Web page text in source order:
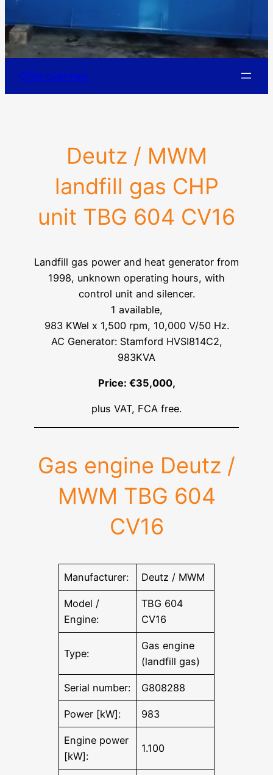
Offer overview
Deutz / MWM
landfill gas CHP
unit TBG 604 CV16
Landfill gas power and heat generator from
1998, unknown operating hours, with
control unit and silencer.
1 available,
983 KWel x 1,500 rpm, 10,000 V/50 Hz.
AC Generator: Stamford HVSI814C2,
983KVA
Price: €35,000,
plus VAT, FCA free.
Gas engine Deutz /
MWM TBG 604
CV16
Manufacturer: Deutz / MWM
Model /
Engine:
TBG 604
CV16
Type:
Gas engine
(landfill gas)
Serial number: G808288
Power [kW]: 983
Engine power
[kW]:
1.100